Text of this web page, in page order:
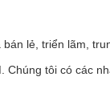
lẻ, triển lãm,
tôi có các